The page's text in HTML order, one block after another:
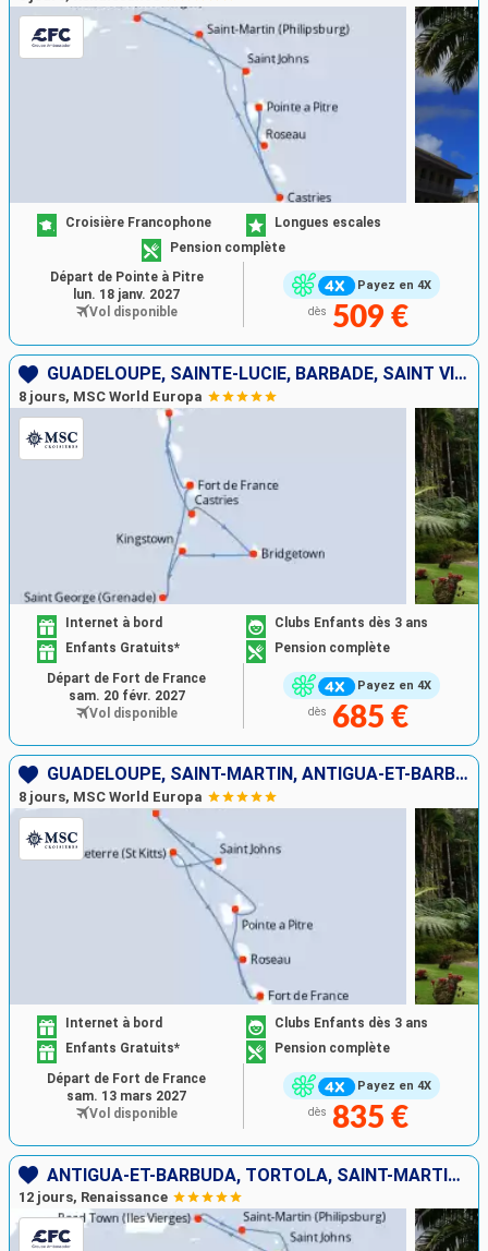
de nature avec ses magnifiques parcs naturels, et
Curaçao vibrera au rythme de ses animations festives.
Vous découvrirez également l'île raffinée de Saint-
Barthélemy et Saint-Martin / Sint Maarten, une
destination unique partagée entre influences
françaises et néerlandaises, promesse d'une
expérience diversifiée et authentique.
Payez en 4X
Croisière Francophone
Longues escales
Pension complète
dès 509 €
Départ de Pointe à Pitre
lun. 18 janv. 2027
Vol disponible
GUADELOUPE, SAINTE-LUCIE, BARBADE, SAINT VINCENT-ET-LES-GRENADINES, GRENADE, MARTINIQUE
8 jours, MSC World Europa
Payez en 4X
Internet à bord
Clubs Enfants dès 3 ans
Enfants Gratuits*
Pension complète
dès 685 €
Départ de Fort de France
sam. 20 févr. 2027
Vol disponible
GUADELOUPE, SAINT-MARTIN, ANTIGUA-ET-BARBUDA, SAINT-CHRISTOPHE-ET-NIÉVÈS, DOMINIQUE, MARTINIQUE
8 jours, MSC World Europa
Payez en 4X
Internet à bord
Clubs Enfants dès 3 ans
Enfants Gratuits*
Pension complète
dès 835 €
Départ de Fort de France
sam. 13 mars 2027
Vol disponible
ANTIGUA-ET-BARBUDA, TORTOLA, SAINT-MARTIN, BARBADE, BONAIRE, GUADELOUPE
12 jours, Renaissance